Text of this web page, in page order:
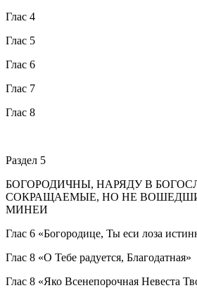
Глас 4
Глас 5
Глас 6
Глас 7
Глас 8
Раздел 5
БОГОРОДИЧНЫ, НАРЯДУ В
СОКРАЩАЕМЫЕ, НО НЕ
МИНЕИ
Глас 6 «Богородице, Ты еси лоза
Глас 8 «О Тебе радуется, Благодатная»
Глас 8 «Яко Всенепорочная Невеста